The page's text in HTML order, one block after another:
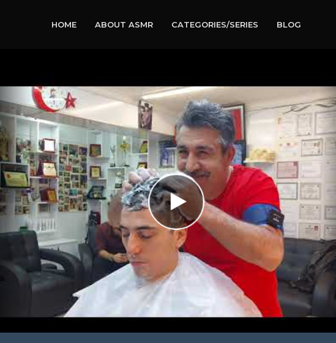
HOME ABOUT ASMR CATEGORIES/SERIES BLOG